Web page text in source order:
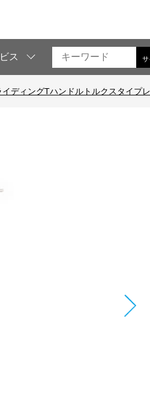
ス サ
イディングTハンドルトルクスタイプ